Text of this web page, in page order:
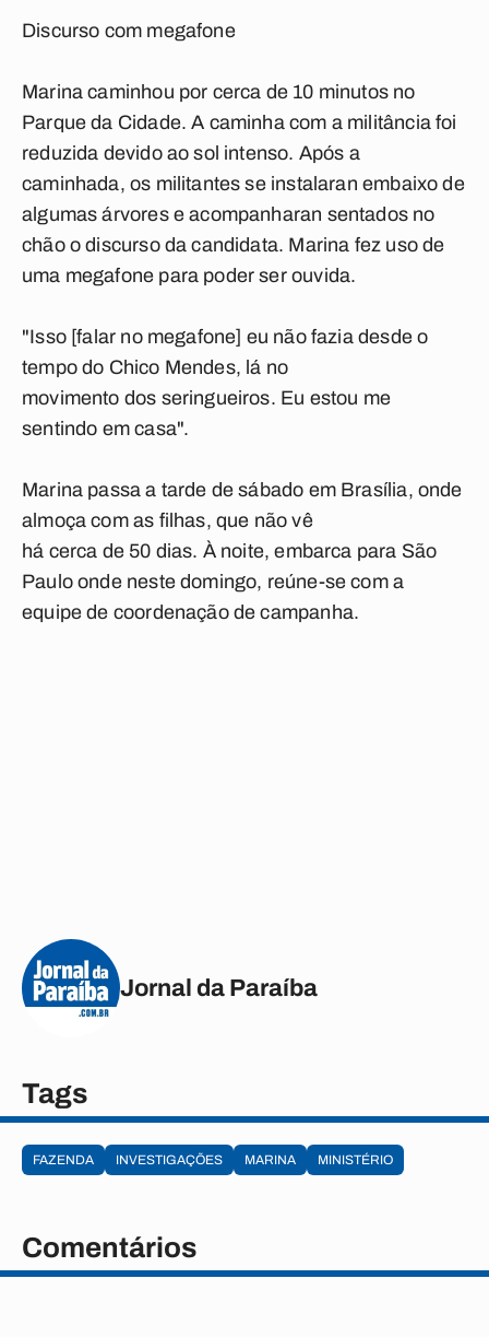
Discurso com megafone
Marina caminhou por cerca de 10 minutos no
Parque da Cidade. A caminha com a militância foi
reduzida devido ao sol intenso. Após a
caminhada, os militantes se instalaran embaixo de
algumas árvores e acompanharan sentados no
chão o discurso da candidata. Marina fez uso de
uma megafone para poder ser ouvida.
"Isso [falar no megafone] eu não fazia desde o
tempo do Chico Mendes, lá no
movimento dos seringueiros. Eu estou me
sentindo em casa".
Marina passa a tarde de sábado em Brasília, onde
almoça com as filhas, que não vê
há cerca de 50 dias. À noite, embarca para São
Paulo onde neste domingo, reúne-se com a
equipe de coordenação de campanha.
Jornal da Paraíba
Tags
FAZENDA INVESTIGAÇÕES MARINA MINISTÉRIO
Comentários